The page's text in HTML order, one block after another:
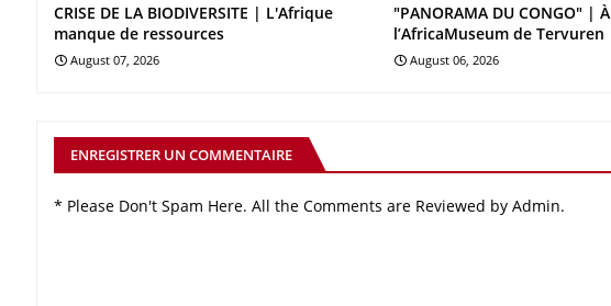
CRISE DE LA BIODIVERSITE | L'Afrique
manque de ressources
August 07, 2026
"PANORAMA DU CONGO" | À
l’AfricaMuseum de Tervuren
August 06, 2026
ENREGISTRER UN COMMENTAIRE
* Please Don't Spam Here. All the Comments are Reviewed by Admin.